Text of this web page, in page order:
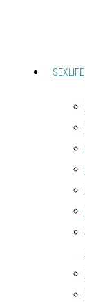
SEXLIFE